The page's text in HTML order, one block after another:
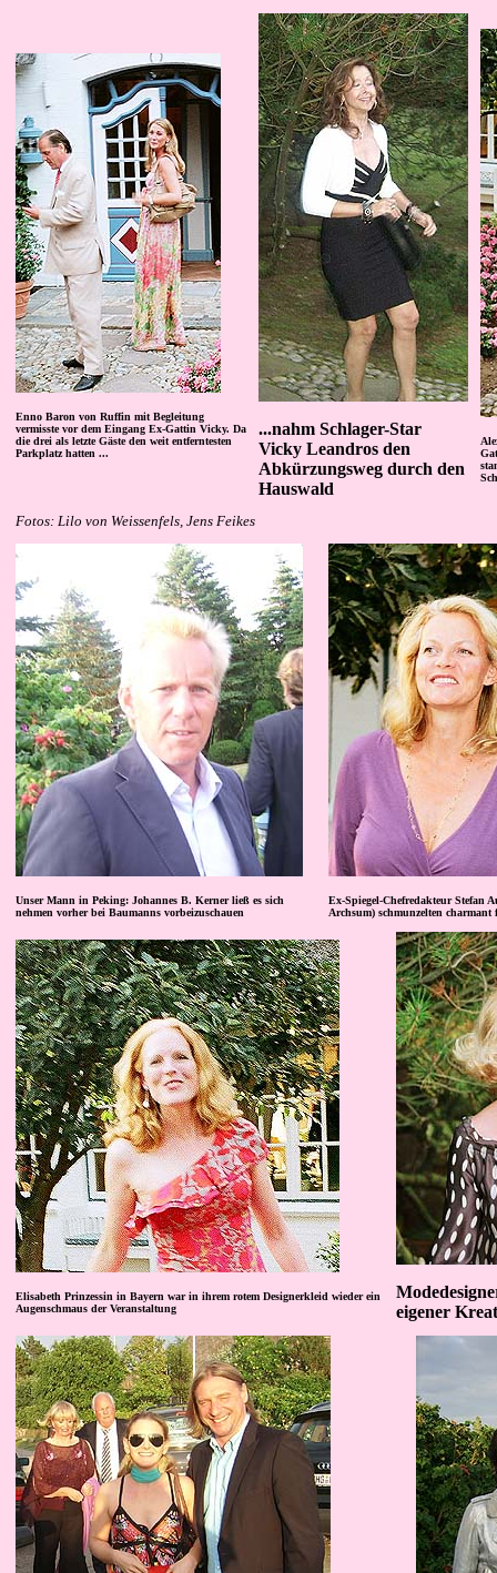
Enno Baron von Ruffin mit Begleitung
vermisste vor dem Eingang Ex-Gattin Vicky. Da
die drei als letzte Gäste den weit entferntesten
Parkplatz hatten ...
...nahm Schlager-Star
Vicky Leandros den
Abkürzungsweg durch den
Hauswald
Fotos: Lilo von Weissenfels, Jens Feikes
Unser Mann in Peking: Johannes B. Kerner ließ es sich
nehmen vorher bei Baumanns vorbeizuschauen
Ex-Spiegel-Chefredakteur Stefan
Archsum) schmunzelten charmant
Elisabeth Prinzessin in Bayern war in ihrem rotem Designerkleid wieder ein
Augenschmaus der Veranstaltung
eigener